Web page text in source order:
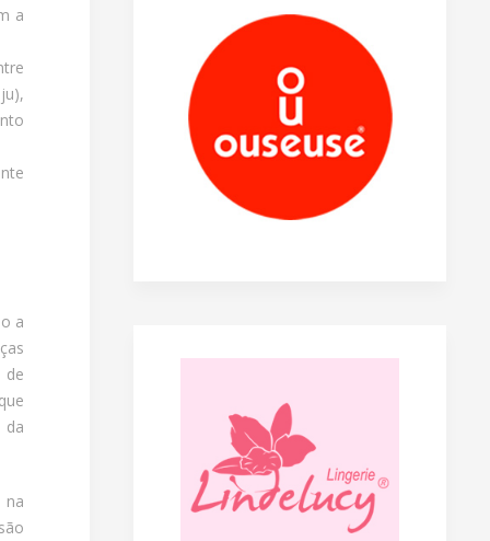
a
a
de
da
na